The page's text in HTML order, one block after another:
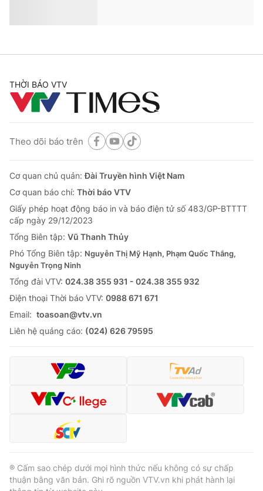
THỜI BÁO VTV
Theo dõi báo trên
Cơ quan chủ quản:Đài Truyền hình Việt Nam
Cơ quan báo chí: Thời báo VTV
Giấy phép hoạt động báo in và báo điện tử số 483/GP-BTTTT
cấp ngày 29/12/2023
Tổng Biên tập: Vũ Thanh Thủy
Phó Tổng Biên tập: Nguyễn Thị Mỹ Hạnh, Phạm Quốc Thắng,
Nguyễn Trọng Ninh
Tổng đài VTV: 024.38 355 931 - 024.38 355 932
Ðiện thoại Thời báo VTV: 0988 671 671
Email: toasoan@vtv.vn
Liên hệ quảng cáo: (024) 626 79595
® Cấm sao chép dưới mọi hình thức nếu không có sự chấp
thuận bằng văn bản. Ghi rõ nguồn VTV.vn khi phát hành lại